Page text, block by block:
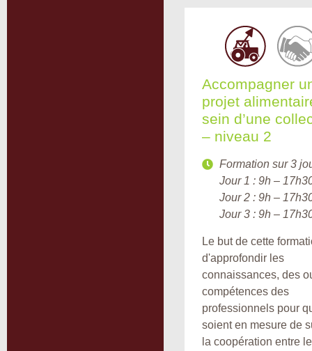
Accompagner
projet
sein d’une
– niveau 2
Formation sur 3
Jour 1 : 9h –
Jour 2 : 9h –
Jour 3 : 9h –
Le but de cette
d'approfondir les
connaissances, des
compétences des
professionnels pour
soient en mesure de
la coopération entre